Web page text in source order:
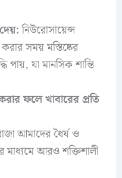
নিউরোসায়েন্স
সময় মস্তিষ্কের
পায়, যা মানসিক শান্তি
ফলে খাবারের প্রতি
আমাদের ধৈর্য ও
মাধ্যমে আরও শক্তিশালী